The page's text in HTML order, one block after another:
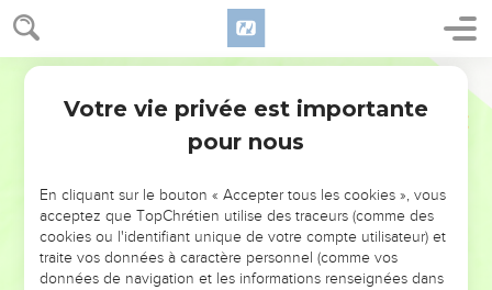
NE MANQUEZ PAS L’ÉVÉNEMENT
DE L’ANNÉE !
ET SI LEURS ERREURS POUVAIENT VOUS ÉVITER LES
VOTRES ?
Votre vie privée est importante
pour nous
En cliquant sur le bouton « Accepter tous les cookies », vous
acceptez que TopChrétien utilise des traceurs (comme des
cookies ou l'identifiant unique de votre compte utilisateur) et
traite vos données à caractère personnel (comme vos
données de navigation et les informations renseignées dans